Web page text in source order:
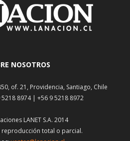
NOSOTROS
of. 21, Providencia, Santiago, Chile
8974 | +56 9 5218 8972
LANET S.A. 2014
total o parcial.